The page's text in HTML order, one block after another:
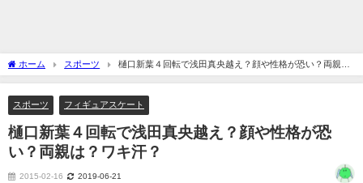
ホーム スポーツ
樋口新葉４回転で浅田真央越え？顔や性格が恐い？両親
は？ワキ汗？
スポーツ フィギュアスケート
樋口新葉４回転で浅田真央越え？顔や性格が恐
い？両親は？ワキ汗？
2015-02-16 2019-06-21